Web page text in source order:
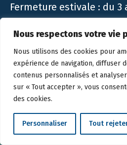
Nous respectons votre vie
Nous utilisons des cookies pour
expérience de navigation, diffuser
contenus personnalisés et
sur « Tout accepter », vous
des cookies.
Personnaliser Tout
Fermeture estivale : du 3
Design : Créambule Sàrl| Technique :